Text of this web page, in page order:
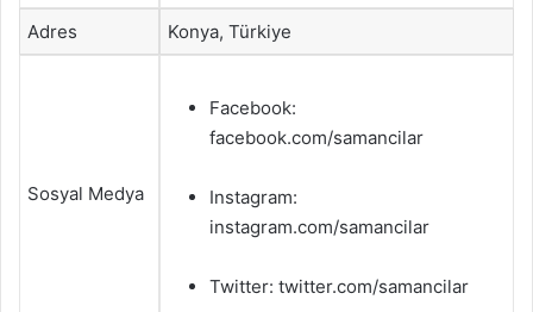
Adres Konya, Türkiye
Sosyal Medya
Facebook:
facebook.com/samancilar
Instagram:
instagram.com/samancilar
Twitter: twitter.com/samancilar